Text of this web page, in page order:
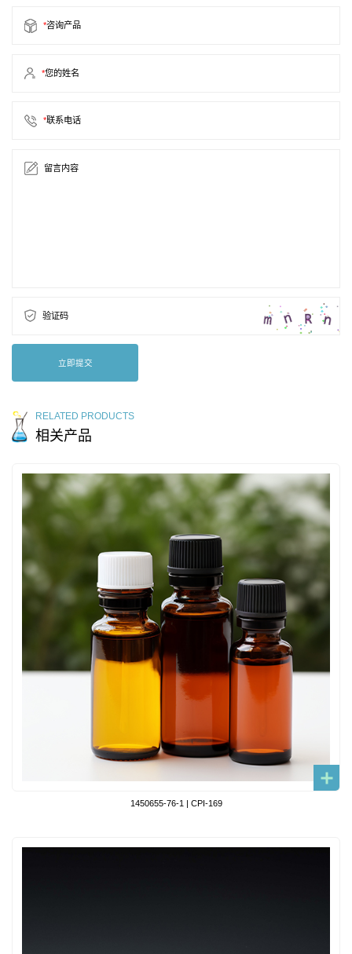
*咨询产品
*您的姓名
*联系电话
留言内容
验证码
立即提交
RELATED PRODUCTS
相关产品
1450655-76-1 | CPI-169